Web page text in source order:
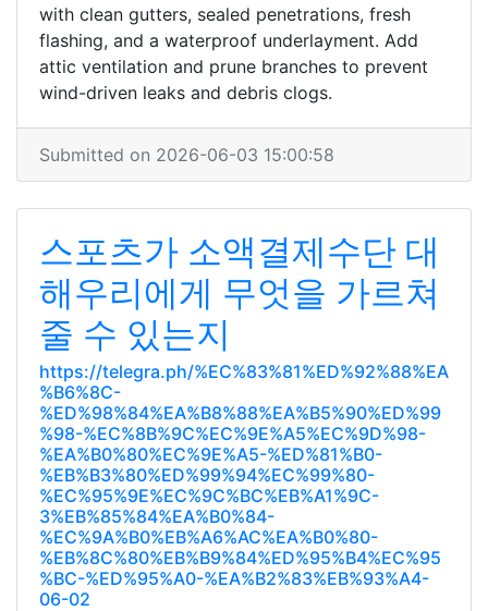
with clean gutters, sealed penetrations, fresh
flashing, and a waterproof underlayment. Add
attic ventilation and prune branches to prevent
wind-driven leaks and debris clogs.
Submitted on 2026-06-03 15:00:58
스포츠가 소액결제수단 대
해우리에게 무엇을 가르쳐
줄 수 있는지
https://telegra.ph/%EC%83%81%ED%92%88%EA
%B6%8C-
%ED%98%84%EA%B8%88%EA%B5%90%ED%99
%98-%EC%8B%9C%EC%9E%A5%EC%9D%98-
%EA%B0%80%EC%9E%A5-%ED%81%B0-
%EB%B3%80%ED%99%94%EC%99%80-
%EC%95%9E%EC%9C%BC%EB%A1%9C-
3%EB%85%84%EA%B0%84-
%EC%9A%B0%EB%A6%AC%EA%B0%80-
%EB%8C%80%EB%B9%84%ED%95%B4%EC%95
%BC-%ED%95%A0-%EA%B2%83%EB%93%A4-
06-02